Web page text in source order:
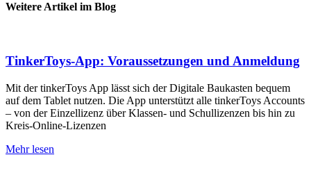
Weitere Artikel im Blog
TinkerToys-App: Voraussetzungen und Anmeldung
Mit der tinkerToys App lässt sich der Digitale Baukasten bequem
auf dem Tablet nutzen. Die App unterstützt alle tinkerToys Accounts
– von der Einzellizenz über Klassen- und Schullizenzen bis hin zu
Kreis-Online-Lizenzen
Mehr lesen